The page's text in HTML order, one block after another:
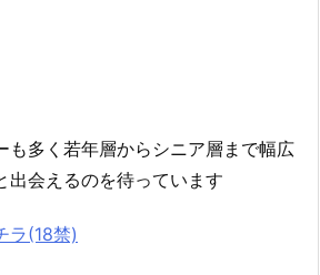
も多く若年層からシニア層まで幅広
出会えるのを待っています
ラ(18禁)